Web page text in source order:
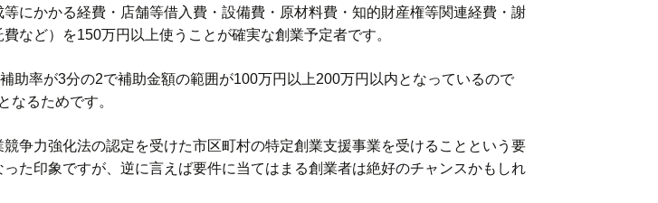
にかかる経費・店舗等借入費・設備費・原材料費・知的財産権等関連経費・謝
など）を150万円以上使うことが確実な創業予定者です。
助率が3分の2で補助金額の範囲が100万円以上200万円以内となっているので
なるためです。
争力強化法の認定を受けた市区町村の特定創業支援事業を受けることという要
た印象ですが、逆に言えば要件に当てはまる創業者は絶好のチャンスかもしれ